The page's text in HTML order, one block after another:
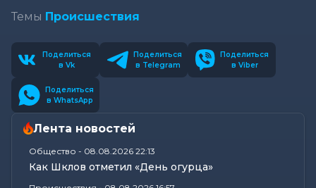
Темы Происшествия
Поделиться
в Vk
Поделиться
в Telegram
Поделиться
в Viber
Поделиться
в WhatsApp
Лента новостей
Общество - 08.08.2026 22:13
Как Шклов отметил «День огурца»